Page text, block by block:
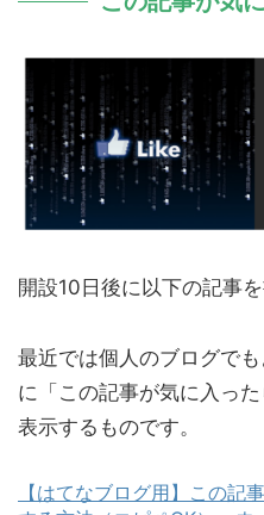
開設10日後に以下の記事
最近では個人のブログで
に「この記事が気に入っ
表示するものです。
【はてなブログ用】この記